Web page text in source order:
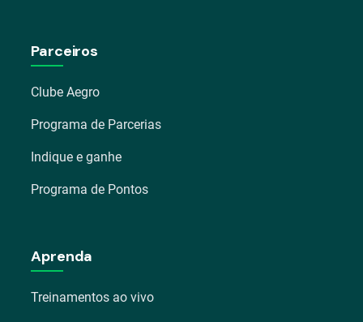
Parceiros
Clube Aegro
Programa de Parcerias
Indique e ganhe
Programa de Pontos
Aprenda
Treinamentos ao vivo